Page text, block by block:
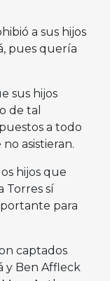
a sus hijos
pues quería
sus hijos
de tal
a todo
asistieran.
hijos que
Torres sí
para
captados
y Ben Affleck